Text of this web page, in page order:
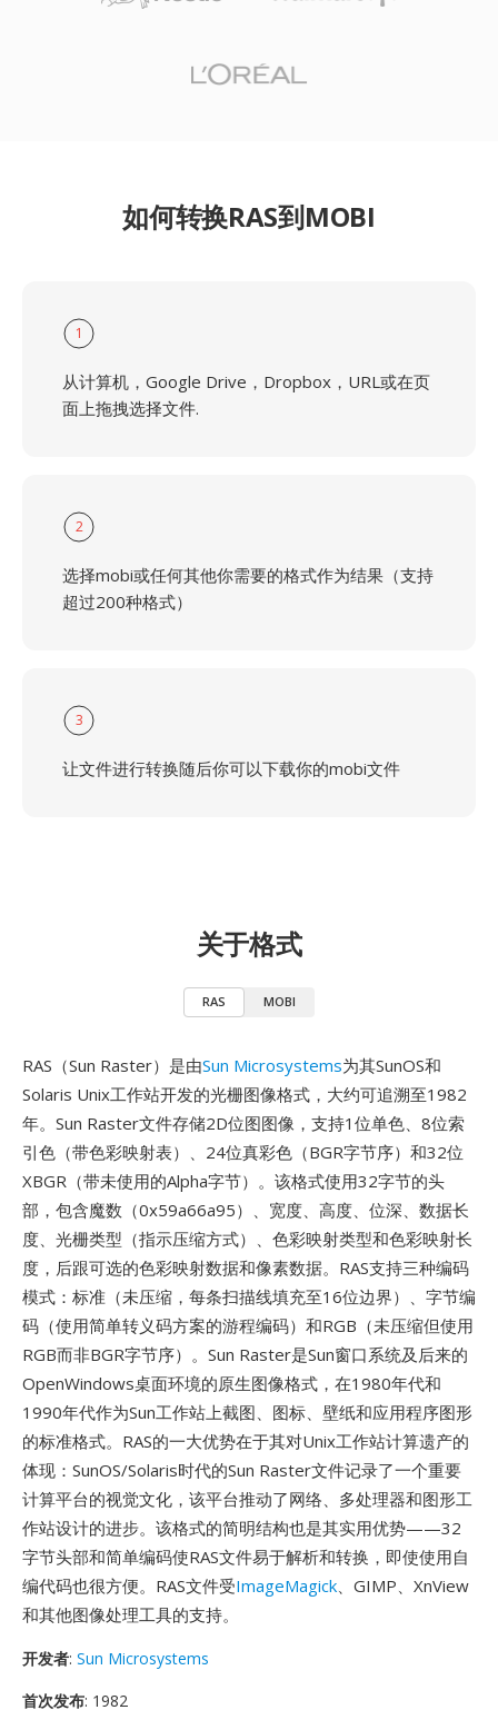
如何转换RAS到MOBI
1
从计算机，Google Drive，Dropbox，URL或在页
面上拖拽选择文件.
2
选择mobi或任何其他你需要的格式作为结果（支持
超过200种格式）
3
让文件进行转换随后你可以下载你的mobi文件
关于格式
RAS MOBI
RAS（Sun Raster）是由Sun Microsystems为其SunOS和
Solaris Unix工作站开发的光栅图像格式，大约可追溯至1982
年。Sun Raster文件存储2D位图图像，支持1位单色、8位索
引色（带色彩映射表）、24位真彩色（BGR字节序）和32位
XBGR（带未使用的Alpha字节）。该格式使用32字节的头
部，包含魔数（0x59a66a95）、宽度、高度、位深、数据长
度、光栅类型（指示压缩方式）、色彩映射类型和色彩映射长
度，后跟可选的色彩映射数据和像素数据。RAS支持三种编码
模式：标准（未压缩，每条扫描线填充至16位边界）、字节编
码（使用简单转义码方案的游程编码）和RGB（未压缩但使用
RGB而非BGR字节序）。Sun Raster是Sun窗口系统及后来的
OpenWindows桌面环境的原生图像格式，在1980年代和
1990年代作为Sun工作站上截图、图标、壁纸和应用程序图形
的标准格式。RAS的一大优势在于其对Unix工作站计算遗产的
体现：SunOS/Solaris时代的Sun Raster文件记录了一个重要
计算平台的视觉文化，该平台推动了网络、多处理器和图形工
作站设计的进步。该格式的简明结构也是其实用优势——32
字节头部和简单编码使RAS文件易于解析和转换，即使使用自
编代码也很方便。RAS文件受ImageMagick、GIMP、XnView
和其他图像处理工具的支持。
开发者: Sun Microsystems
首次发布: 1982